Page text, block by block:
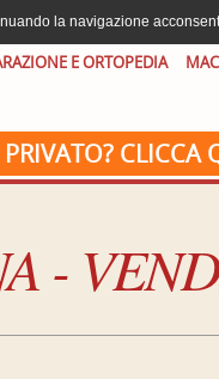
E ORTOPEDIA
CLICCA
-
la navigazione